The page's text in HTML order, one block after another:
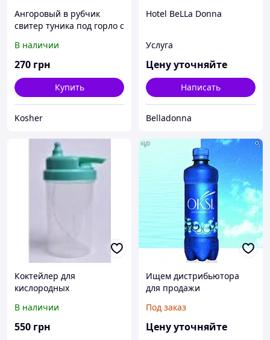
Ангоровый в рубчик
свитер туника под горло с
В наличии
270 грн
Купить
Kosher
Hotel BeLLa Donna
Услуга
Цену уточняйте
Написать
Belladonna
Коктейлер для
кислородных
В наличии
550 грн
Ищем дистрибьютора
для продажи
Под заказ
Цену уточняйте